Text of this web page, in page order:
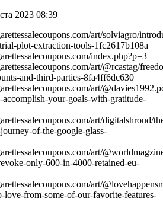
2023 08:39
art/solviagro/
plot-extraction-tools-1fc2617b108a
index.php?p=3
art/@rcastag/
and-third-parties-8fa4ff6dc630
art/
your-goals-with-gratitude-
art/digitalshroud/
of-the-google-glass-
art/
only-600-in-4000-retained-eu-
art/
love-from-some-of-our-favorite-features-